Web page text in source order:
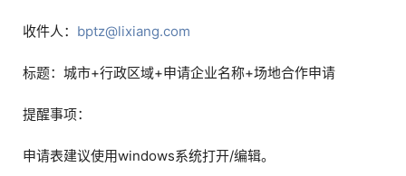
收件人： bptz@lixiang.com
标题：城市+行政区域+申请企业名称+场地合作申请
提醒事项：
申请表建议使用windows系统打开/编辑。